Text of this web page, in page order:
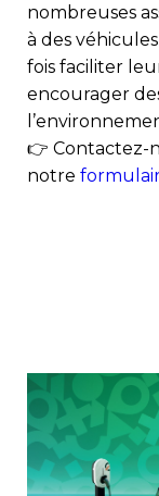
nombreuses
à des
fois faciliter
encourager
👉 Contactez-
notre